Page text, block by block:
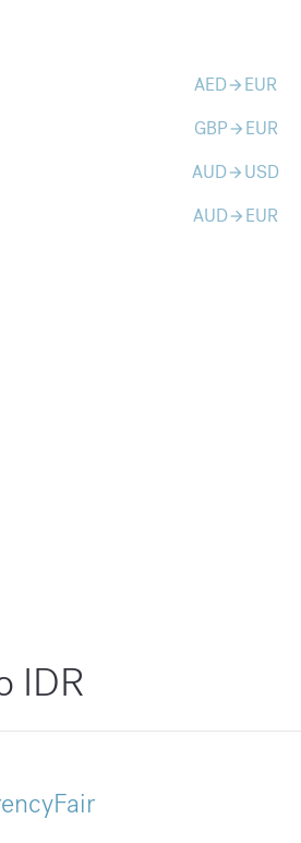
AEDarrow_forward EUR
GBParrow_forward EUR
AUDarrow_forward USD
AUDarrow_forward EUR
IDR